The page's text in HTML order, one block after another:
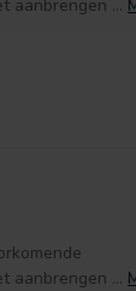
aanbrengen ...
aanbrengen ...